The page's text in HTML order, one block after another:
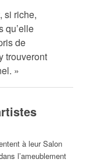
si riche,
qu’elle
de
trouveront
»
à leur Salon
l’ameublement